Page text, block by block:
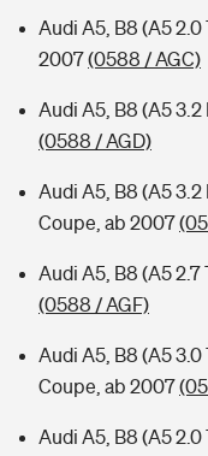
Tools
Kinderunfall-Check:
Sie haben Fragen?
Audi A5, B8 (A5 2.0
2007(0588 / AGC)
Audi A5, B8 (A5 3.2
(0588 / AGD)
Audi A5, B8 (A5 3.2
Coupe, ab 2007
Audi A5, B8 (A5
(0588 / AGF)
Audi A5, B8 (A5 3.0
Coupe, ab 2007
Audi A5, B8 (A5 2.0